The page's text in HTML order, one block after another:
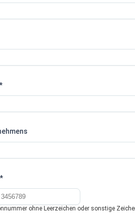
*
ohne Leerzeichen oder sonstige